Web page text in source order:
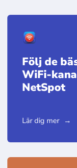
Följ de
WiFi-
NetSpot
Lär dig mer